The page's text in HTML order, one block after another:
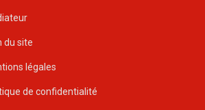
du site
légales
de confidentialité